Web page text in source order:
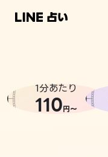
相談事例
1分あたり
110円〜